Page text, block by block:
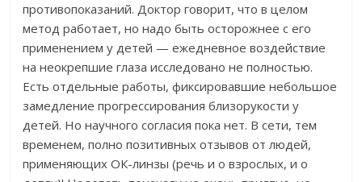
противопоказаний. Доктор говорит, что в целом
метод работает, но надо быть осторожнее с его
применением у детей — ежедневное воздействие
на неокрепшие глаза исследовано не полностью.
Есть отдельные работы, фиксировавшие небольшое
замедление прогрессирования близорукости у
детей. Но научного согласия пока нет. В сети, тем
временем, полно позитивных отзывов от людей,
применяющих ОК-линзы (речь и о взрослых, и о